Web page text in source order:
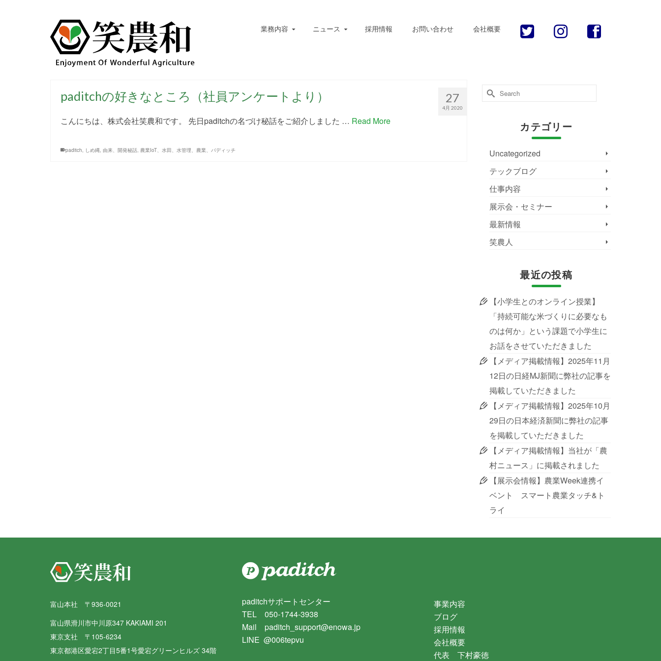
業務内容 ニュース 採用情報 お問い合わせ 会社概要
27
4月 2020
paditchの好きなところ（社員アンケートより）
こんにちは、株式会社笑農和です。 先日paditchの名づけ秘話をご紹介しました … Read More
paditch, しめ縄, 由来、開発秘話, 農業IoT、水田、水管理、農業、パディッチ
Search
for:
カテゴリー
Uncategorized
テックブログ
仕事内容
展示会・セミナー
最新情報
笑農人
最近の投稿
【小学生とのオンライン授業】
「持続可能な米づくりに必要なも
のは何か」という課題で小学生に
お話をさせていただきました
【メディア掲載情報】2025年11月
12日の日経MJ新聞に弊社の記事を
掲載していただきました
【メディア掲載情報】2025年10月
29日の日本経済新聞に弊社の記事
を掲載していただきました
【メディア掲載情報】当社が「農
村ニュース」に掲載されました
【展示会情報】農業Week連携イ
ベント スマート農業タッチ&ト
ライ
富山本社 〒936-0021
富山県滑川市中川原347 KAKIAMI 201
東京支社 〒105-6234
東京都港区愛宕2丁目5番1号愛宕グリーンヒルズ 34階
paditchサポートセンター
TEL 050-1744-3938
Mail paditch_support@enowa.jp
LINE @006tepvu
事業内容
ブログ
採用情報
会社概要
代表 下村豪徳